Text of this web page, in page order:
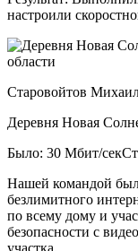
настроили
Старовойтов
Деревня Новая
Было: 30 Мбит/сек
Нашей командой
безлимитного
по всему дому и
безопасности с
участка.